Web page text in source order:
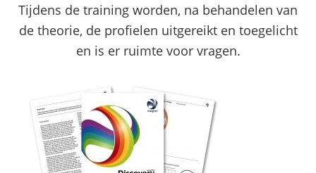
Tijdens de training worden, na behandelen van
de theorie, de profielen uitgereikt en toegelicht
en is er ruimte voor vragen.